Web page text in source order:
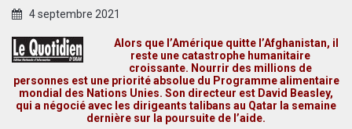
4 septembre 2021
Alors que l’Amérique quitte l’Afghanistan, il
reste une catastrophe humanitaire
croissante. Nourrir des millions de
personnes est une priorité absolue du Programme alimentaire
mondial des Nations Unies. Son directeur est David Beasley,
qui a négocié avec les dirigeants talibans au Qatar la semaine
dernière sur la poursuite de l’aide.